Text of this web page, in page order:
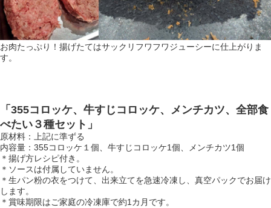
お肉たっぷり！揚げたてはサックリフワフワジューシーに仕上がりま
す。
「355コロッケ、牛すじコロッケ、メンチカツ、全部食
べたい３種セット」
原材料：上記に準ずる
内容量：355コロッケ１個、牛すじコロッケ1個、メンチカツ1個
＊揚げ方レシピ付き。
＊ソースは付属していません。
＊生パン粉の衣をつけて、出来立てを急速冷凍し、真空パックでお届け
します。
＊賞味期限はご家庭の冷凍庫で約1カ月です。